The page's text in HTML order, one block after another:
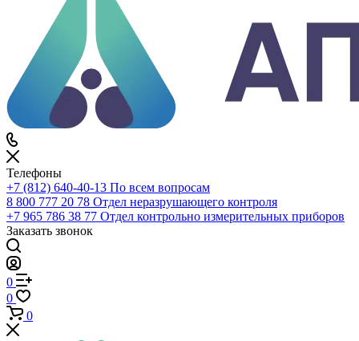
Каталог
По всему сайту
По каталогу
Войти
0
Сравнение
Избранное